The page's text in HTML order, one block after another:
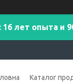
лет опыта и
Каталог